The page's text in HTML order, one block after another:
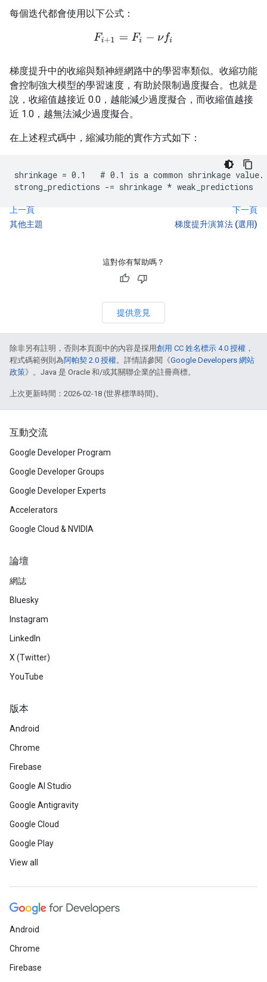
每個迭代都會使用以下公式：
F +1 =Fi−νf
梯度提升中的收縮與類神經網路中的學習率類似。收縮功能
會控制強大模型的學習速度，有助於限制過度擬合。也就是
說，收縮值越接近 0.0，越能減少過度擬合，而收縮值越接
近 1.0，越無法減少過度擬合。
在上述程式碼中，縮減功能的實作方式如下：
shrinkage = 0.1   # 0.1 is a common shrinkage value.
上一頁
其他主題
下一頁
梯度提升演算法 (選用)
這對你有幫助嗎？
提供意見
除非另有註明，否則本頁面中的內容是採用創用 CC 姓名標示 4.0 授權 ，
程式碼範例則為阿帕契 2.0 授權。詳情請參閱《Google Developers 網站
政策》。Java 是 Oracle 和/或其關聯企業的註冊商標。
上次更新時間：2026-02-18 (世界標準時間)。
互動交流
Google Developer Program
Google Developer Groups
Google Developer Experts
Accelerators
Google Cloud & NVIDIA
論壇
網誌
Bluesky
Instagram
LinkedIn
X (Twitter)
YouTube
版本
Android
Chrome
Firebase
Google AI Studio
Google Antigravity
Google Cloud
Google Play
View all
Android
Chrome
Firebase